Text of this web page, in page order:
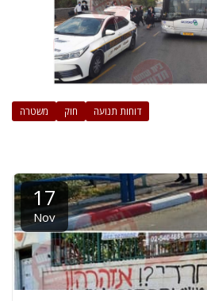
משטרה חוק דוחות תנועה
17
Nov